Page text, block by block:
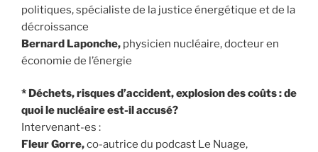
politiques, spécialiste de la justice énergétique et de la
décroissance
Bernard Laponche, physicien nucléaire, docteur en
économie de l’énergie
* Déchets, risques d’accident, explosion des coûts : de
quoi le nucléaire est-il accusé?
Intervenant-es :
Fleur Gorre,co-autrice du podcast Le Nuage,